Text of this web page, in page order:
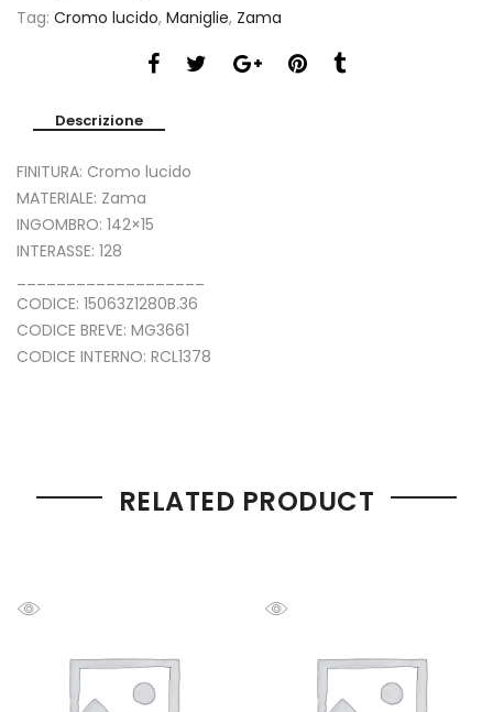
Tag: Cromo lucido, Maniglie, Zama
Descrizione
FINITURA: Cromo lucido
MATERIALE: Zama
INGOMBRO: 142×15
INTERASSE: 128
CODICE: 15063Z1280B.36
CODICE BREVE: MG3661
CODICE INTERNO: RCL1378
RELATED PRODUCT